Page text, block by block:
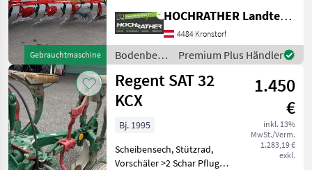
Gebrauchtmaschine
Scheibensech, Stützrad
Gebrauchtmaschine Vogel
& Noot C-Plus 1000
(Standort Aschbach)
Ausstattung:
HOCHRATHER Landtechnik GmbH
4484 Kronstorf
Bodenbearbeitung
/
Vogel&Noot
Premium Plus Händler
Regent SAT 32
KCX
1.450
€
inkl. 13%
MwSt./Verm.
1.283,19 €
exkl.
Bj. 1995
Scheibensech, Stützrad,
Vorschäler >2 Schar Pflug